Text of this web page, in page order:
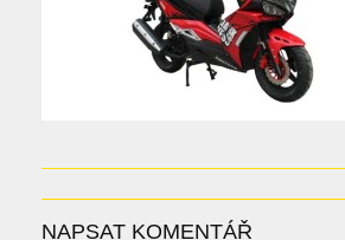
NAPSAT KOMENTÁŘ